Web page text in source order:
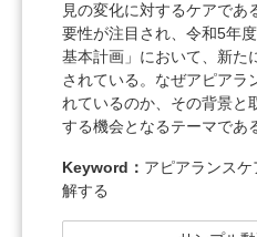
見の変化に対するケアであ
要性が注目され、令和5年
基本計画」において、新た
されている。なぜアピアラ
れているのか、その背景と
する機会となるテーマであ
Keyword： アピアランス
解する